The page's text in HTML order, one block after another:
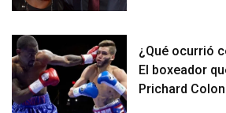
¿Qué ocurrió
El boxeador
Prichard Colon